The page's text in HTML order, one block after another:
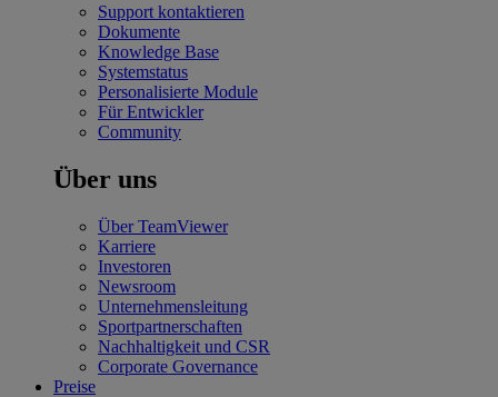
Support kontaktieren
Dokumente
Knowledge Base
Systemstatus
Personalisierte Module
Für Entwickler
Community
Über uns
Über TeamViewer
Karriere
Investoren
Newsroom
Unternehmensleitung
Sportpartnerschaften
Nachhaltigkeit und CSR
Corporate Governance
Preise